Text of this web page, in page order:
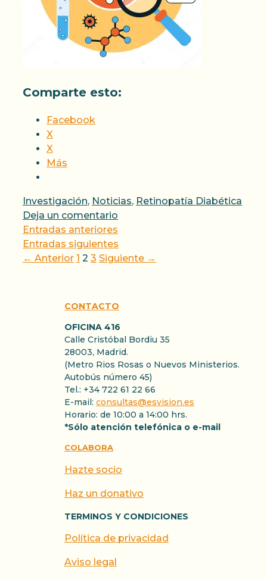
Comparte esto:
Facebook
X
X
Más
Categorías
Investigación, Noticias, Retinopatía Diabética
Deja un comentario
Entradas anteriores
Entradas siguientes
← Anterior Página
1 Página
2 Página
3 Siguiente →
CONTACTO
OFICINA 416
Calle Cristóbal Bordiu 35
28003, Madrid.
(Metro Rios Rosas o Nuevos Ministerios.
Autobús número 45)
Tel.: +34 722 61 22 66
E-mail: consultas@esvision.es
Horario: de 10:00 a 14:00 hrs.
*Sólo atención telefónica o e-mail
COLABORA
Hazte socio
Haz un donativo
TERMINOS Y CONDICIONES
Política de privacidad
Aviso legal